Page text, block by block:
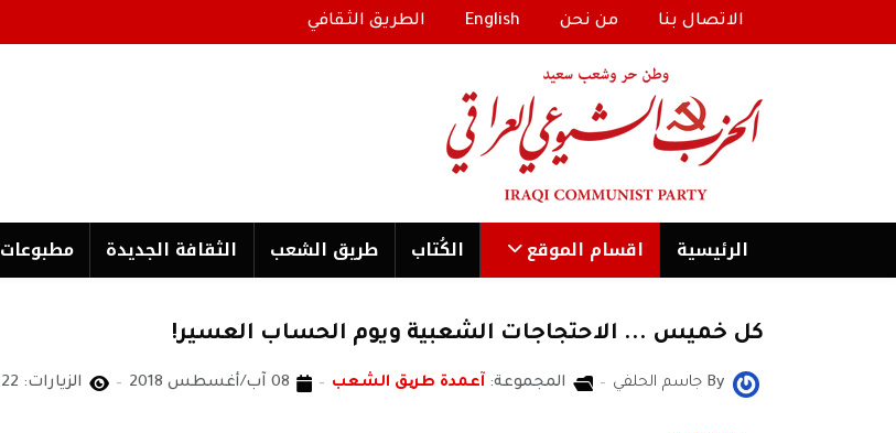
الاتصال بنا من نحن English الطريق الثقافي
الرئیسية اقسام الموقع الكُتاب طریق الشعب الثقافة الجدیدة مطبوعات
كل خميس ... الاحتجاجات الشعبية ويوم الحساب العسير!
By جاسم الحلفي المجموعة: آعمدة طریق الشعب 08 آب/أغسطس 2018 الزيارات: 3122